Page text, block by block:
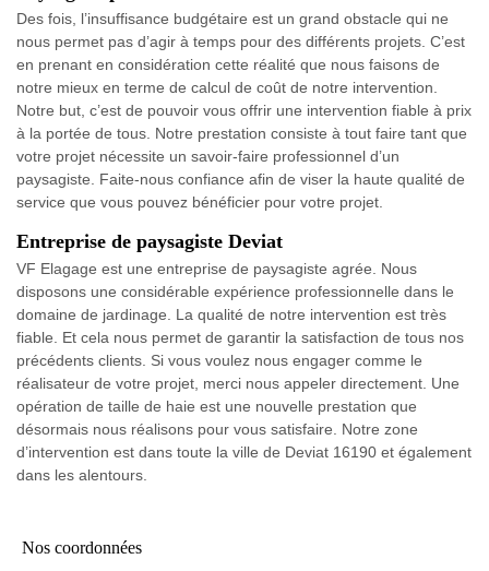
Des fois, l’insuffisance budgétaire est un grand obstacle qui ne
nous permet pas d’agir à temps pour des différents projets. C’est
en prenant en considération cette réalité que nous faisons de
notre mieux en terme de calcul de coût de notre intervention.
Notre but, c’est de pouvoir vous offrir une intervention fiable à prix
à la portée de tous. Notre prestation consiste à tout faire tant que
votre projet nécessite un savoir-faire professionnel d’un
paysagiste. Faite-nous confiance afin de viser la haute qualité de
service que vous pouvez bénéficier pour votre projet.
Entreprise de paysagiste Deviat
VF Elagage est une entreprise de paysagiste agrée. Nous
disposons une considérable expérience professionnelle dans le
domaine de jardinage. La qualité de notre intervention est très
fiable. Et cela nous permet de garantir la satisfaction de tous nos
précédents clients. Si vous voulez nous engager comme le
réalisateur de votre projet, merci nous appeler directement. Une
opération de taille de haie est une nouvelle prestation que
désormais nous réalisons pour vous satisfaire. Notre zone
d’intervention est dans toute la ville de Deviat 16190 et également
dans les alentours.
Nos coordonnées